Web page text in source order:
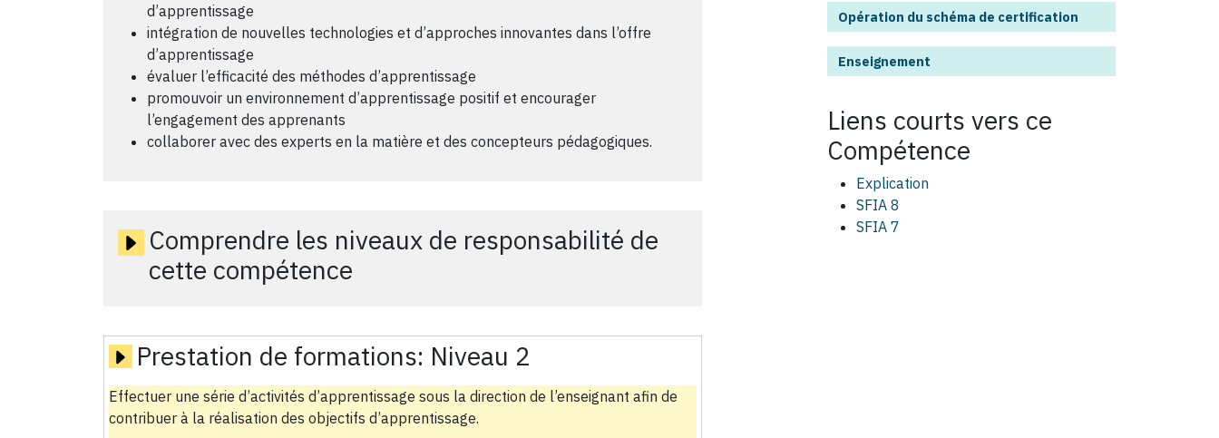
d’apprentissage
intégration de nouvelles technologies et d’approches innovantes dans l’offre
d’apprentissage
évaluer l’efficacité des méthodes d’apprentissage
promouvoir un environnement d’apprentissage positif et encourager
l’engagement des apprenants
collaborer avec des experts en la matière et des concepteurs pédagogiques.
Comprendre les niveaux de responsabilité de
cette compétence
Prestation de formations: Niveau 2
Effectuer une série d’activités d’apprentissage sous la direction de l’enseignant afin de
contribuer à la réalisation des objectifs d’apprentissage.
Opération du schéma de certification
Enseignement
Liens courts vers ce
Compétence
Explication
SFIA 8
SFIA 7